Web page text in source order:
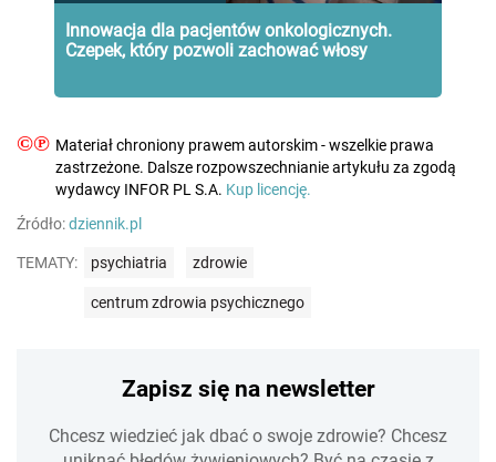
Innowacja dla pacjentów onkologicznych.
Czepek, który pozwoli zachować włosy
©℗ Materiał chroniony prawem autorskim - wszelkie prawa
zastrzeżone. Dalsze rozpowszechnianie artykułu za zgodą
wydawcy INFOR PL S.A. Kup licencję.
Źródło:dziennik.pl
TEMATY: psychiatria zdrowie
centrum zdrowia psychicznego
Zapisz się na newsletter
Chcesz wiedzieć jak dbać o swoje zdrowie? Chcesz